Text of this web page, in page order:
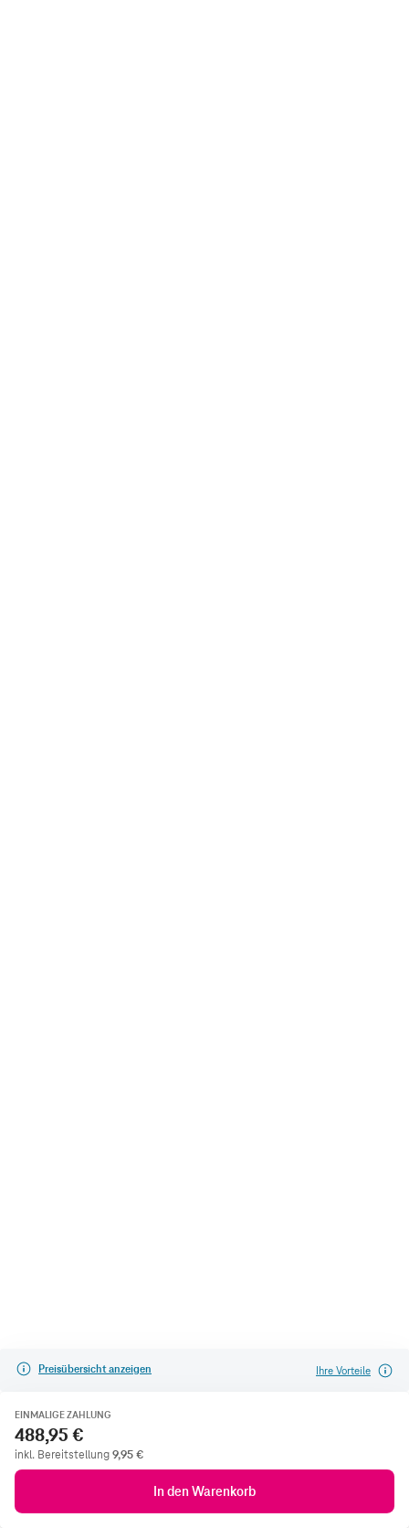
Preisübersicht anzeigen Ihre Vorteile
EINMALIGE ZAHLUNG
488,95 €
inkl. Bereitstellung9,95€
In den Warenkorb